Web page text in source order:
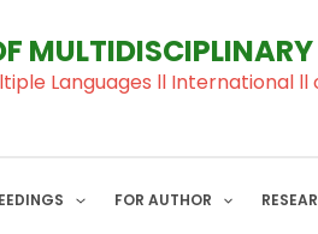
Languages ll International ll
FOR AUTHOR